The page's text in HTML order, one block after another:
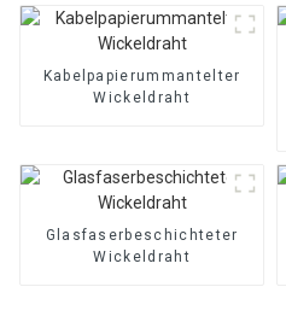
Kabelpapierummantelter
Wickeldraht
Glasfaserbeschichteter
Wickeldraht